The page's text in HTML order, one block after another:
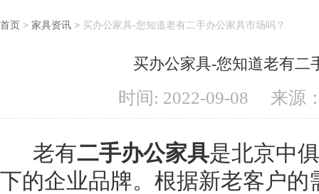
首页 > 家具资讯 > 买办公家具-您知道老有二手办公家具市场吗？
买办公家具-您知道老有二
时间: 2022-09-08 来源
老有二手办公家具是北京中
下的企业品牌。根据新老客户